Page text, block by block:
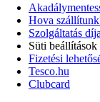
Hova
Szolgáltatás
Süti beállítások
Fizetési
Tesco.hu
Clubcard